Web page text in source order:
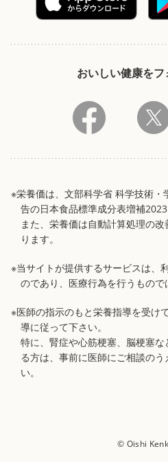
おいしい健康をフ
※栄養価は、文部科学省 科学技術・
告の日本食品標準成分表増補2023
また、栄養価は自動計算処理の
ります。
※当サイトが提供するサービスは、
のであり、医療行為を行うもので
※医師の指示のもと栄養指導を受け
導に従って下さい。
特に、腎症や心筋梗塞、脳梗塞
る方は、事前に医師にご相談の
い。
© Oishi